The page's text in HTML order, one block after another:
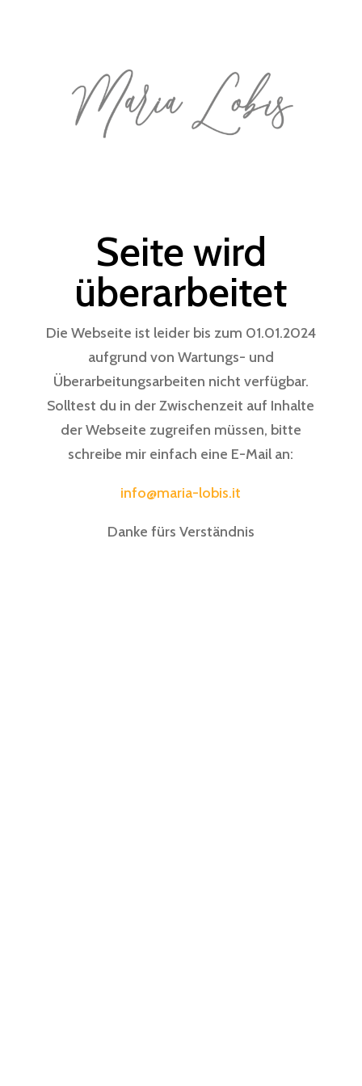
Seite wird
überarbeitet
Die Webseite ist leider bis zum 01.01.2024
aufgrund von Wartungs- und
Überarbeitungsarbeiten nicht verfügbar.
Solltest du in der Zwischenzeit auf Inhalte
der Webseite zugreifen müssen, bitte
schreibe mir einfach eine E-Mail an:
info@maria-lobis.it
Danke fürs Verständnis